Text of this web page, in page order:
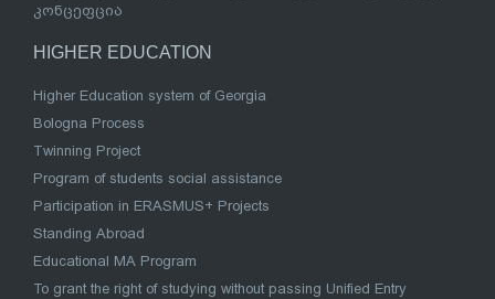
კონცეფცია
HIGHER EDUCATION
Higher Education system of Georgia
Bologna Process
Twinning Project
Program of students social assistance
Participation in ERASMUS+ Projects
Standing Abroad
Educational MA Program
To grant the right of studying without passing Unified Entry